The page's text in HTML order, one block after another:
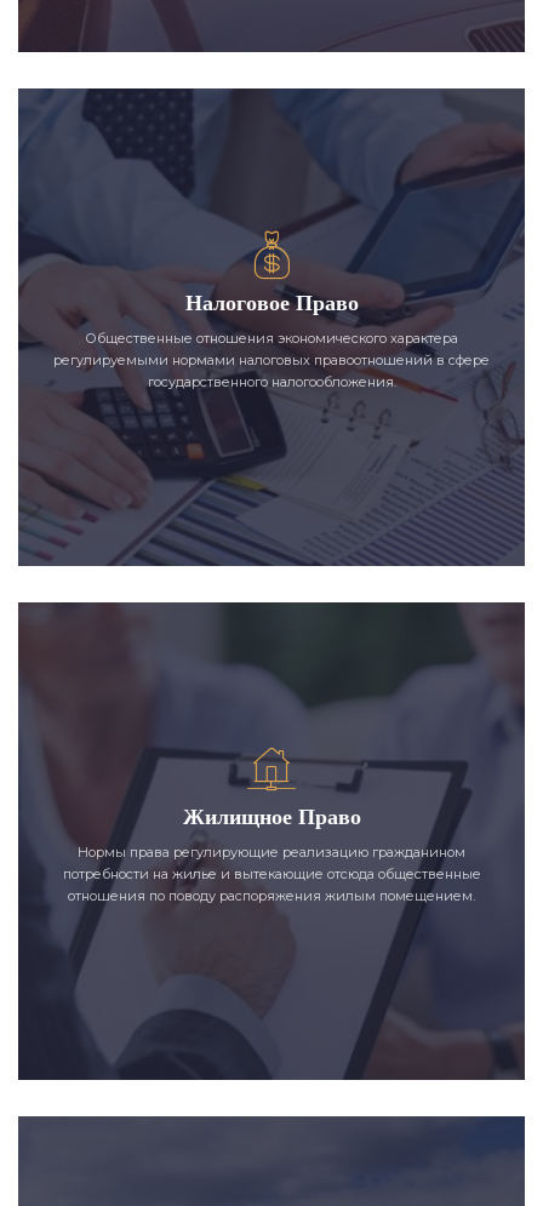
Налоговое Право
Общественные отношения экономического характера
регулируемыми нормами налоговых правоотношений в сфере
государственного налогообложения.
Жилищное Право
Нормы права регулирующие реализацию гражданином
потребности на жилье и вытекающие отсюда общественные
отношения по поводу распоряжения жилым помещением.